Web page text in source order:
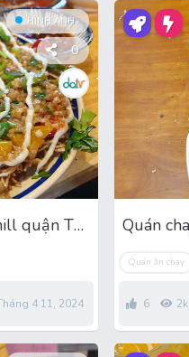
HÌNH ẢNH
0
Bia Khô Nướng: Quán nhậu vỉa hè chill quận Tân Phú
4 11, 2024
Quán ăn chay
6 2k